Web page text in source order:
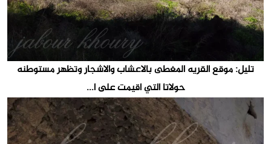
تليل: موقع القريه المغطى بالاعشاب والاشجار وتظهر مستوطنه
حولاتا التي اقيمت على ا...